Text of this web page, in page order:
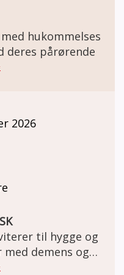
hukommelses
deres pårørende
2026
til hygge og
demens og